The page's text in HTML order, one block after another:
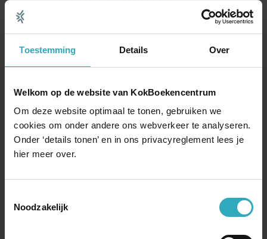
Toestemming Details Over
Welkom op de website van KokBoekencentrum
Om deze website optimaal te tonen, gebruiken we
cookies om onder andere ons webverkeer te analyseren.
Onder ‘details tonen’ en in ons privacyreglement lees je
hier meer over.
Noodzakelijk
Foto van André F. Troost voor publicatie
Gebeden voor lichte en donkere dagen
Geheime strijd
Geloof, hoop en ravage-Nick Cave-blogtour
Genadetijd
God en de Pandemie
Godenschemering
Goudpapaver
Grantchester
Gratis downloads bij De Infographic Bijbel
ontvangen
Harbor Hope-serie van Irene Hannon
Harris en de dinomaffia – Petra van Rijssen